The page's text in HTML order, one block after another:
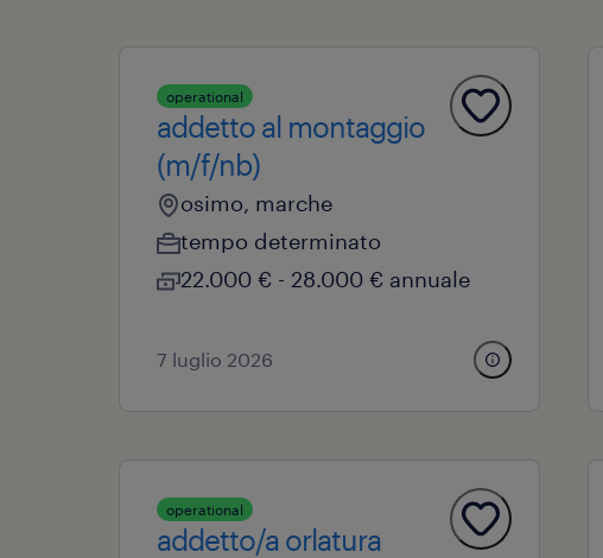
operational
addetto al montaggio
(m/f/nb)
osimo, marche
tempo determinato
22.000 € - 28.000 € annuale
7 luglio 2026
operational
addetto/a orlatura